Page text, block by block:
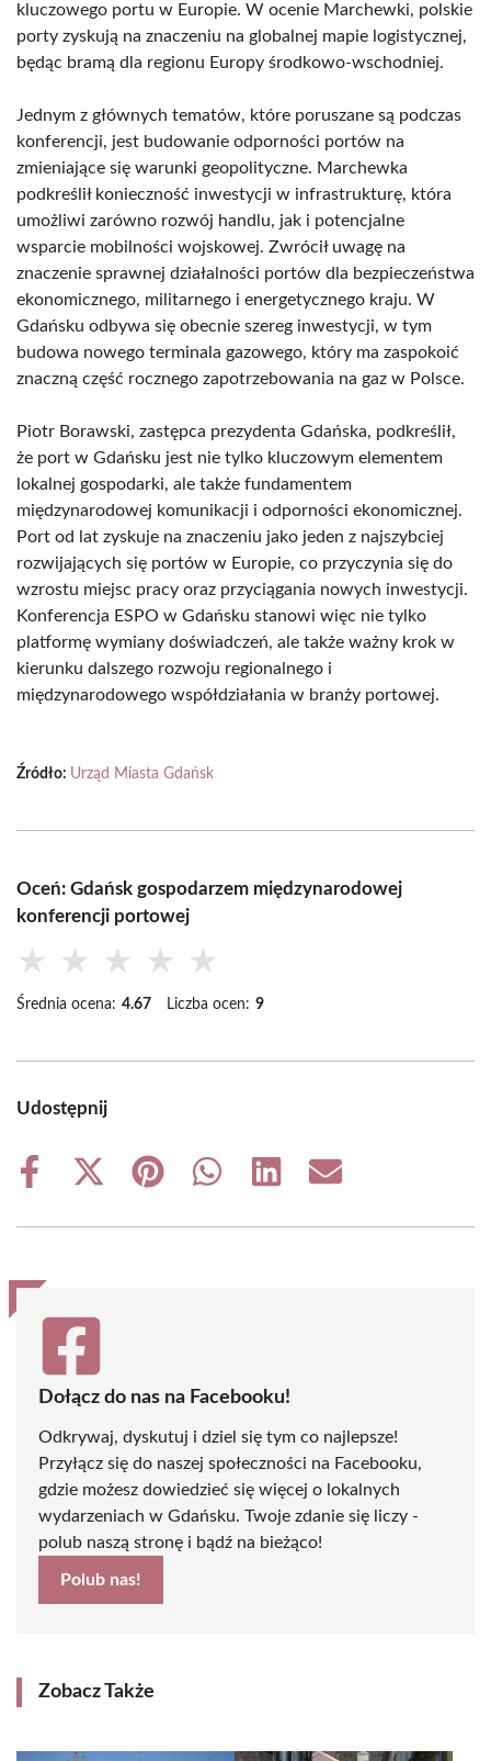
kluczowego portu w Europie. W ocenie Marchewki, polskie
porty zyskują na znaczeniu na globalnej mapie logistycznej,
będąc bramą dla regionu Europy środkowo-wschodniej.
Jednym z głównych tematów, które poruszane są podczas
konferencji, jest budowanie odporności portów na
zmieniające się warunki geopolityczne. Marchewka
podkreślił konieczność inwestycji w infrastrukturę, która
umożliwi zarówno rozwój handlu, jak i potencjalne
wsparcie mobilności wojskowej. Zwrócił uwagę na
znaczenie sprawnej działalności portów dla bezpieczeństwa
ekonomicznego, militarnego i energetycznego kraju. W
Gdańsku odbywa się obecnie szereg inwestycji, w tym
budowa nowego terminala gazowego, który ma zaspokoić
znaczną część rocznego zapotrzebowania na gaz w Polsce.
Piotr Borawski, zastępca prezydenta Gdańska, podkreślił,
że port w Gdańsku jest nie tylko kluczowym elementem
lokalnej gospodarki, ale także fundamentem
międzynarodowej komunikacji i odporności ekonomicznej.
Port od lat zyskuje na znaczeniu jako jeden z najszybciej
rozwijających się portów w Europie, co przyczynia się do
wzrostu miejsc pracy oraz przyciągania nowych inwestycji.
Konferencja ESPO w Gdańsku stanowi więc nie tylko
platformę wymiany doświadczeń, ale także ważny krok w
kierunku dalszego rozwoju regionalnego i
międzynarodowego współdziałania w branży portowej.
Źródło: Urząd Miasta Gdańsk
Oceń: Gdańsk gospodarzem międzynarodowej
konferencji portowej
★ ★ ★ ★ ★
Średnia ocena: 4.67 Liczba ocen: 9
Udostępnij
Share
Share
(Twitter)
Share
Share
Share
Share
Dołącz do nas na Facebooku!
Odkrywaj, dyskutuj i dziel się tym co najlepsze!
Przyłącz się do naszej społeczności na Facebooku,
gdzie możesz dowiedzieć się więcej o lokalnych
wydarzeniach w Gdańsku. Twoje zdanie się liczy -
polub naszą stronę i bądź na bieżąco!
Polub nas!
Zobacz Także